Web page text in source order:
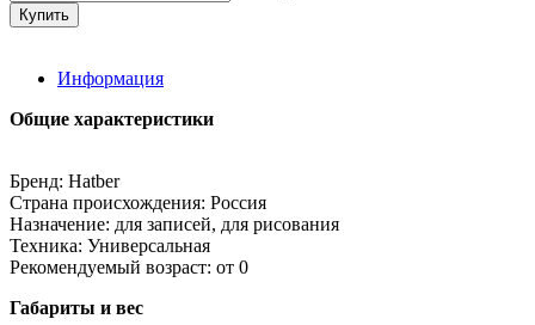
Информация
Общие характеристики
Бренд: Hatber
Страна происхождения: Россия
Назначение: для записей, для рисования
Техника: Универсальная
Рекомендуемый возраст: от 0
Габариты и вес